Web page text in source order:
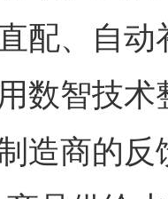
配、自
数智技
造商的